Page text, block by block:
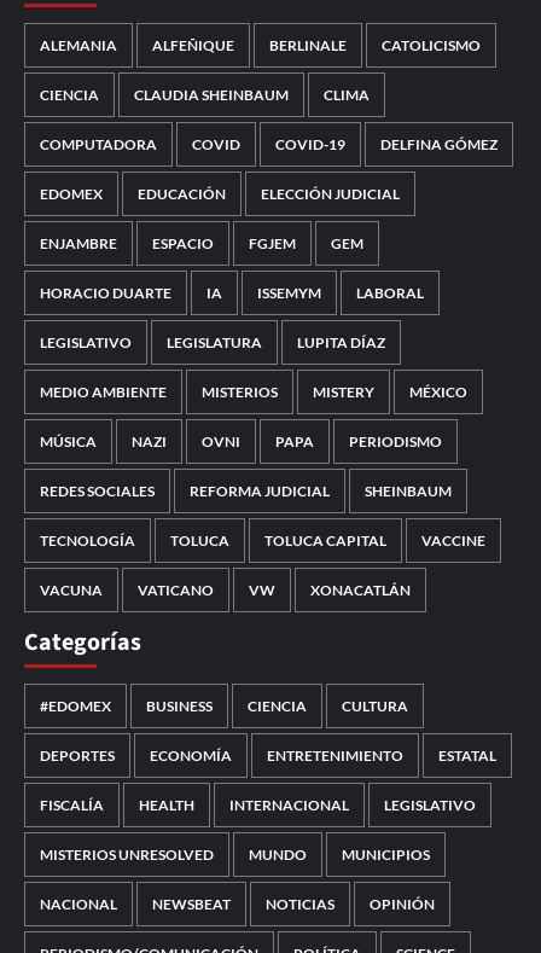
ALEMANIA ALFEÑIQUE BERLINALE CATOLICISMO
CIENCIA CLAUDIA SHEINBAUM CLIMA
COMPUTADORA COVID COVID-19 DELFINA GÓMEZ
EDOMEX EDUCACIÓN ELECCIÓN JUDICIAL
ENJAMBRE ESPACIO FGJEM GEM
HORACIO DUARTE IA ISSEMYM LABORAL
LEGISLATIVO LEGISLATURA LUPITA DÍAZ
MEDIO AMBIENTE MISTERIOS MISTERY MÉXICO
MÚSICA NAZI OVNI PAPA PERIODISMO
REDES SOCIALES REFORMA JUDICIAL SHEINBAUM
TECNOLOGÍA TOLUCA TOLUCA CAPITAL VACCINE
VACUNA VATICANO VW XONACATLÁN
Categorías
#EDOMEX BUSINESS CIENCIA CULTURA
DEPORTES ECONOMÍA ENTRETENIMIENTO ESTATAL
FISCALÍA HEALTH INTERNACIONAL LEGISLATIVO
MISTERIOS UNRESOLVED MUNDO MUNICIPIOS
NACIONAL NEWSBEAT NOTICIAS OPINIÓN